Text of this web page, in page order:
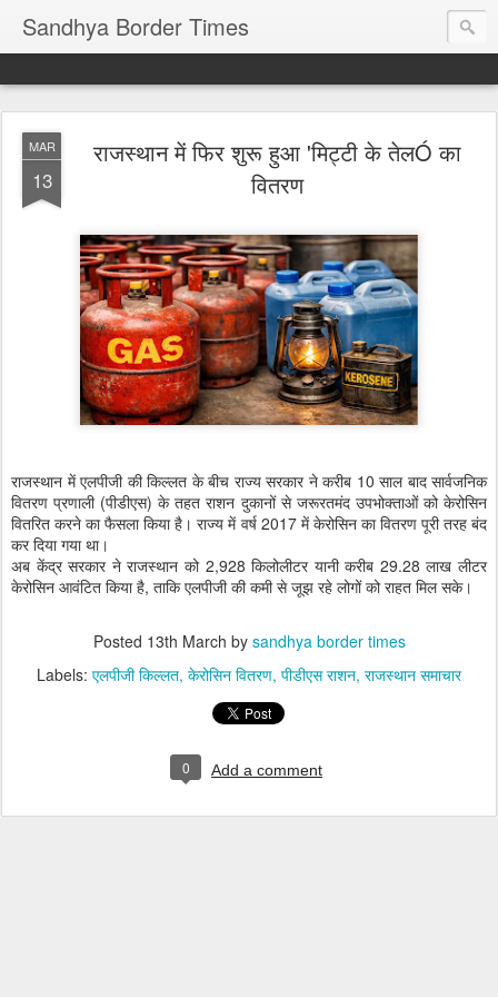
Sandhya Border Times
MAR
13
राजस्थान में फिर शुरू हुआ 'मिट्टी के तेलÓ का
वितरण
राजस्थान में एलपीजी की किल्लत के बीच राज्य सरकार ने करीब 10 साल बाद सार्वजनिक
वितरण प्रणाली (पीडीएस) के तहत राशन दुकानों से जरूरतमंद उपभोक्ताओं को केरोसिन
वितरित करने का फैसला किया है। राज्य में वर्ष 2017 में केरोसिन का वितरण पूरी तरह बंद
कर दिया गया था।
अब केंद्र सरकार ने राजस्थान को 2,928 किलोलीटर यानी करीब 29.28 लाख लीटर
केरोसिन आवंटित किया है, ताकि एलपीजी की कमी से जूझ रहे लोगों को राहत मिल सके।
Posted 13th March by sandhya border times
Labels: एलपीजी किल्लत केरोसिन वितरण पीडीएस राशन राजस्थान समाचार
0 Add a comment